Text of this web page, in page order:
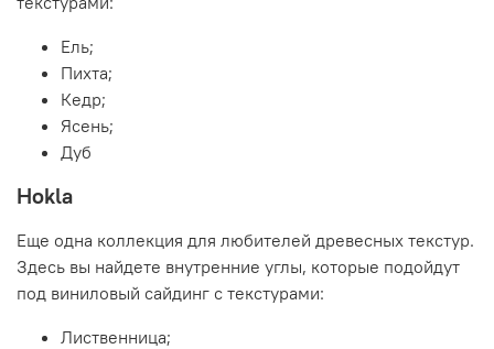
Ель;
Пихта;
Кедр;
Ясень;
Дуб
Hokla
Еще одна коллекция для любителей древесных текстур.
Здесь вы найдете внутренние углы, которые подойдут
под виниловый сайдинг с текстурами:
Лиственница;